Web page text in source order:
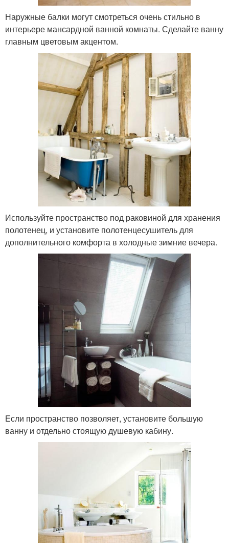
Наружные балки могут смотреться очень стильно в
интерьере мансардной ванной комнаты. Сделайте ванну
главным цветовым акцентом.
Используйте пространство под раковиной для хранения
полотенец, и установите полотенцесушитель для
дополнительного комфорта в холодные зимние вечера.
Если пространство позволяет, установите большую
ванну и отдельно стоящую душевую кабину.